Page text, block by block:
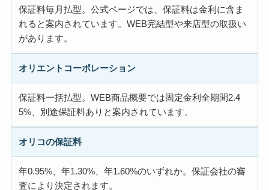
保証料毎月払型。公式ページでは、保証料は金利に含ま
れると案内されています。WEB完結型や来店型の取扱い
があります。
オリエントコーポレーション
保証料一括払型。WEB商品概要では固定金利全期間2.4
5%、別途保証料ありと案内されています。
オリコの保証料
年0.95%、年1.30%、年1.60%のいずれか。保証会社の審
査により決定されます。